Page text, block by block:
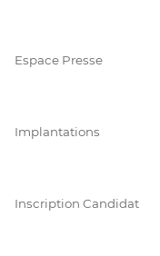
Espace Presse
Implantations
Inscription Candidat